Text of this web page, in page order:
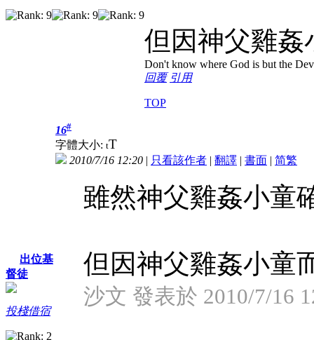
但因神父雞姦
Don't know where God is but the
回覆 引用
TOP
出位基
督徒
投棧借宿
16#
字體大小: tT
2010/7/16 12:20 | 只看該作者 | 翻譯 | 書面 | 简繁
雖然神父雞姦小童
但因神父雞姦小童
沙文 發表於 2010/7/16